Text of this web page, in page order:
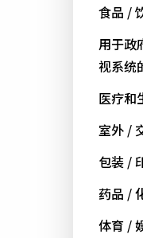
食品 /
用于政
视系统
医疗和
室外 /
包装 /
药品 /
体育 /